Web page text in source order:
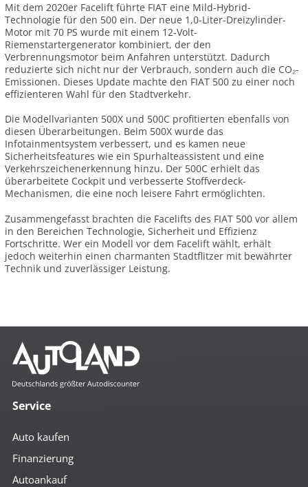
Mit dem 2020er Facelift führte FIAT eine Mild-Hybrid-
Technologie für den 500 ein. Der neue 1,0-Liter-Dreizylinder-
Motor mit 70 PS wurde mit einem 12-Volt-
Riemenstartergenerator kombiniert, der den
Verbrennungsmotor beim Anfahren unterstützt. Dadurch
reduzierte sich nicht nur der Verbrauch, sondern auch die CO₂-
Emissionen. Dieses Update machte den FIAT 500 zu einer noch
effizienteren Wahl für den Stadtverkehr.
Die Modellvarianten 500X und 500C profitierten ebenfalls von
diesen Überarbeitungen. Beim 500X wurde das
Infotainmentsystem verbessert, und es kamen neue
Sicherheitsfeatures wie ein Spurhalteassistent und eine
Verkehrszeichenerkennung hinzu. Der 500C erhielt das
überarbeitete Cockpit und verbesserte Stoffverdeck-
Mechanismen, die eine noch leisere Fahrt ermöglichten.
Zusammengefasst brachten die Facelifts des FIAT 500 vor allem
in den Bereichen Technologie, Sicherheit und Effizienz
Fortschritte. Wer ein Modell vor dem Facelift wählt, erhält
jedoch weiterhin einen charmanten Stadtflitzer mit bewährter
Technik und zuverlässiger Leistung.
Service
Auto kaufen
Finanzierung
Autoankauf